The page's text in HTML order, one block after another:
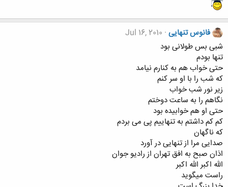
فانوس تنهایی Jul 16, 2010
شبی بس طولانی بود
تنها بودم
حتی خواب هم به کنارم نیامد
که شب را با او سر کنم
زیر نور شب خواب
نگاهم را به ساعت دوختم
حتی او هم خوابیده بود
کم کم داشتم به تنهاییم پی می بردم
که ناگهان
صدایی مرا از تنهایی در آورد
اذان صبح به افق تهران از رادیو جوان
الله اکبر الله اکبر
راست میگوید